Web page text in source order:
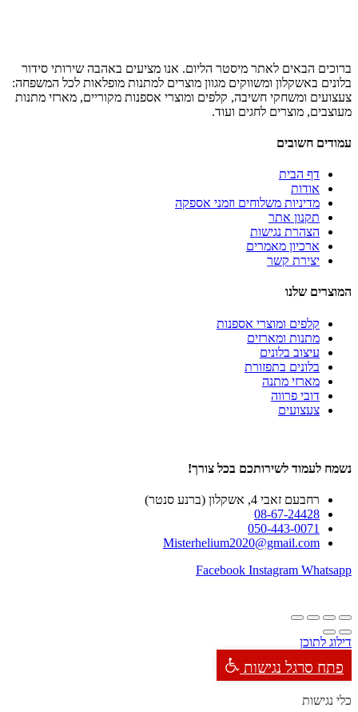
ברוכים הבאים לאתר מיסטר הליום. אנו מציעים באהבה שירותי סידור
בלונים באשקלון ומשווקים מגוון מוצרים למתנות מופלאות לכל המשפחה:
צעצועים ומשחקי חשיבה, קלפים ומוצרי אספנות מקוריים, מארזי מתנות
מעוצבים, מוצרים לחגים ועוד.
עמודים חשובים
דף הבית
אודות
מדיניות משלוחים וזמני אספקה
תקנון אתר
הצהרת נגישות
ארכיון מאמרים
יצירת קשר
המוצרים שלנו
קלפים ומוצרי אספנות
מתנות ומארזים
עיצוב בלונים
בלונים בתפזורת
מארזי מתנה
דובי פרווה
צעצועים
נשמח לעמוד לשירותכם בכל צורך!
רחבעם זאבי 4, אשקלון (ברנע סנטר)
08-67-24428
050-443-0071
Misterhelium2020@gmail.com
Facebook Instagram Whatsapp
דילוג לתוכן
פתח סרגל נגישות
כלי נגישות